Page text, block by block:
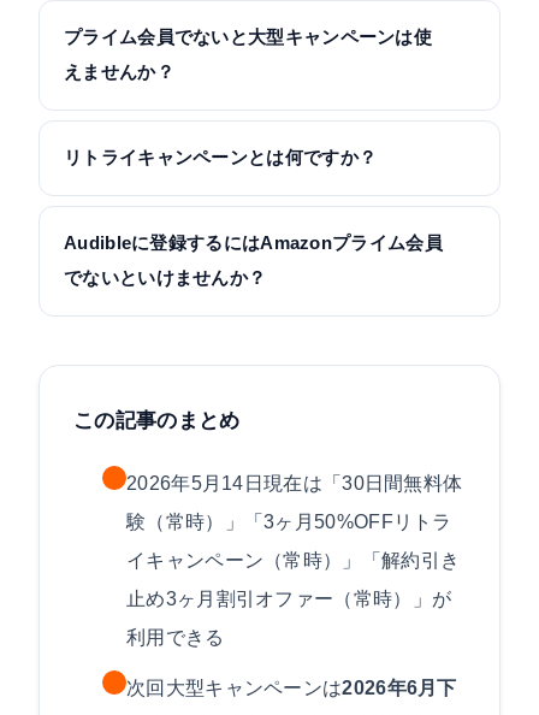
プライム会員でないと大型キャンペーンは使
えませんか？
リトライキャンペーンとは何ですか？
Audibleに登録するにはAmazonプライム会員
でないといけませんか？
この記事のまとめ
2026年5月14日現在は「30日間無料体
験（常時）」「3ヶ月50%OFFリトラ
イキャンペーン（常時）」「解約引き
止め3ヶ月割引オファー（常時）」が
利用できる
次回大型キャンペーンは2026年6月下